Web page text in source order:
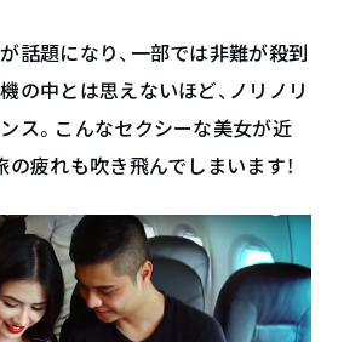
話題になり、一部では非難が殺到
の中とは思えないほど、ノリノリ
ス。こんなセクシーな美女が近
の疲れも吹き飛んでしまいます！